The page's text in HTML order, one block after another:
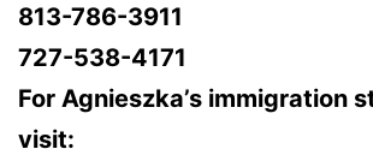
813-786-3911
727-538-4171
For Agnieszka’s immigration
visit: